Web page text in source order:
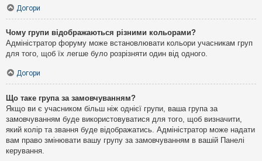
Догори
Чому групи відображаються різними кольорами?
Адміністратор форуму може встановлювати кольори учасникам груп
для того, щоб їх легше було розрізняти один від одного.
Догори
Що таке група за замовчуванням?
Якщо ви є учасником більш ніж однієї групи, ваша група за
замовчуванням буде використовуватися для того, щоб визначити,
який колір та звання буде відображатись. Адміністратор може надати
вам право змінювати вашу групу за замовчуванням в вашій Панелі
керування.